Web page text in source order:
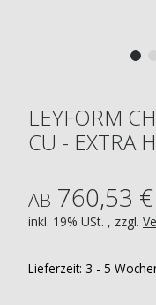
LEYFORM
CU - EXTRA
AB 760,53 €
inkl. 19% USt. , zzgl.
Lieferzeit: 3 - 5